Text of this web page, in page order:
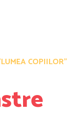
COPIILOR”